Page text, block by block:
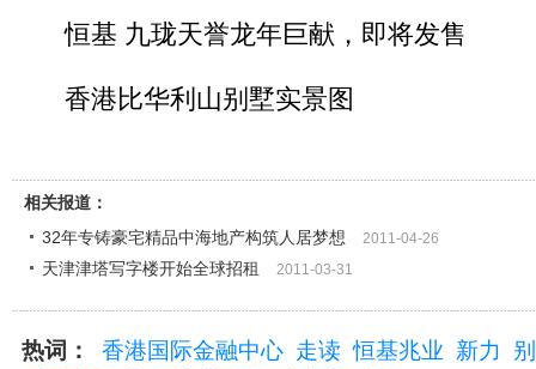
恒基 九珑天誉龙年巨献，即将发售
香港比华利山别墅实景图
相关报道：
32年专铸豪宅精品中海地产构筑人居梦想
2011-04-26
天津津塔写字楼开始全球招租 2011-03-31
热词： 香港国际金融中心 走读 恒基兆业 新力